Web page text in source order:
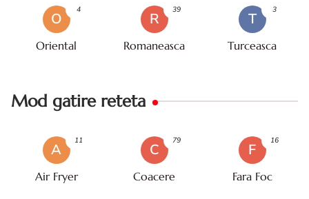
O
Oriental
4
R
Romaneasca
39
T
Turceasca
3
Mod gatire reteta
A
Air Fryer
11
C
Coacere
79
F
Fara Foc
16